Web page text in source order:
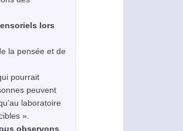
lors
la pensée et de
pourrait
peuvent
laboratoire
».
observons